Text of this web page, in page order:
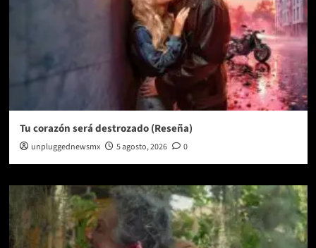
Tu corazón será destrozado (Reseña)
unpluggednewsmx 5 agosto, 2026 0